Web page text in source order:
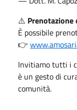
⚠️
È possibile
👉
Invitiamo tutti i
è un gesto di
comunità.